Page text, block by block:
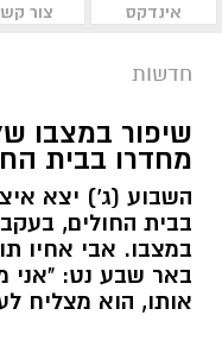
אינדקס
צור
חדשות
שיפור במצבו
מחדרו בבית
השבוע (ג') יצא
בבית החולים,
במצבו. אבי אחיו
באר שבע נט: "אני
אותו, הוא מצליח